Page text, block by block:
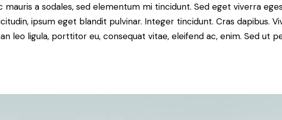
mauris a sodales, sed elementum mi tincidunt. Sed eget viverra
ipsum eget blandit pulvinar. Integer tincidunt. Cras dapibus.
leo ligula, porttitor eu, consequat vitae, eleifend ac, enim. Sed ut